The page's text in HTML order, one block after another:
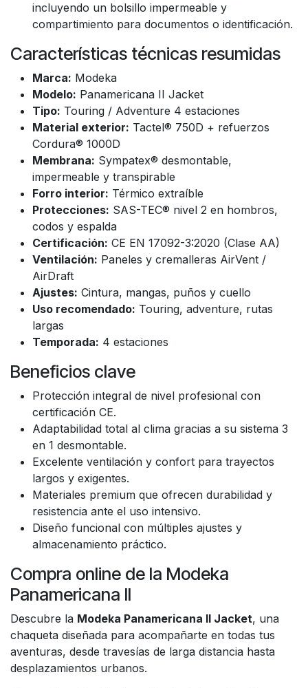
incluyendo un bolsillo impermeable y
compartimiento para documentos o identificación.
Características técnicas resumidas
Marca: Modeka
Modelo: Panamericana II Jacket
Tipo: Touring / Adventure 4 estaciones
Material exterior: Tactel® 750D + refuerzos
Cordura® 1000D
Membrana: Sympatex® desmontable,
impermeable y transpirable
Forro interior: Térmico extraíble
Protecciones: SAS-TEC® nivel 2 en hombros,
codos y espalda
Certificación: CE EN 17092-3:2020 (Clase AA)
Ventilación: Paneles y cremalleras AirVent /
AirDraft
Ajustes: Cintura, mangas, puños y cuello
Uso recomendado: Touring, adventure, rutas
largas
Temporada: 4 estaciones
Beneficios clave
Protección integral de nivel profesional con
certificación CE.
Adaptabilidad total al clima gracias a su sistema 3
en 1 desmontable.
Excelente ventilación y confort para trayectos
largos y exigentes.
Materiales premium que ofrecen durabilidad y
resistencia ante el uso intensivo.
Diseño funcional con múltiples ajustes y
almacenamiento práctico.
Compra online de la Modeka
Panamericana II
Descubre la Modeka Panamericana II Jacket, una
chaqueta diseñada para acompañarte en todas tus
aventuras, desde travesías de larga distancia hasta
desplazamientos urbanos.